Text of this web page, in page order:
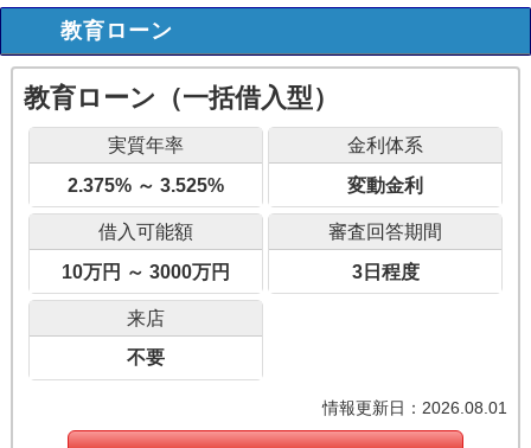
教育ローン
情報更新日：2026.08.01
教育ローン（一括借入型）
実質年率
2.375% ～ 3.525%
金利体系
変動金利
借入可能額
10万円 ～ 3000万円
審査回答期間
3日程度
来店
不要